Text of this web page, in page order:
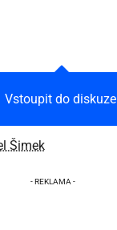
Vstoupit do diskuze
Šimek